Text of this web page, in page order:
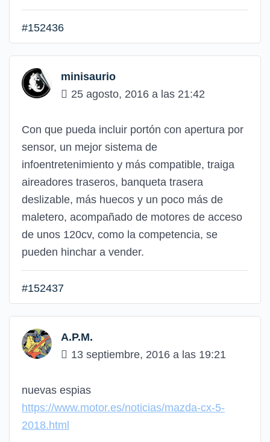
#152436
minisaurio
25 agosto, 2016 a las 21:42
Con que pueda incluir portón con apertura por
sensor, un mejor sistema de
infoentretenimiento y más compatible, traiga
aireadores traseros, banqueta trasera
deslizable, más huecos y un poco más de
maletero, acompañado de motores de acceso
de unos 120cv, como la competencia, se
pueden hinchar a vender.
#152437
A.P.M.
13 septiembre, 2016 a las 19:21
nuevas espias
https://www.motor.es/noticias/mazda-cx-5-
2018.html